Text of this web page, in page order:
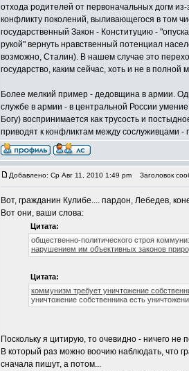
отхода родителей от первоначальных догм
конфликту поколений, выливающегося в том
государственный Закон - Конституцию -
рукой" вернуть нравственный потенциал
возможно, Сталин). В нашем случае это
государство, каким сейчас, хоть и не в
Более мелкий пример - дедовщина в армии.
службе в армии - в центральной России
Богу) воспринимается как трусость и
приводят к конфликтам между сослуживцами -
Добавлено: Ср Авг 11, 2010 1:49 pm Заголовок
Вот, гражданин Кулибе.... пардон, Лебедев,
Вот они, ваши слова:
Цитата:
общественно-политического строя
нарушением им объективных законов
Цитата:
коммунизм требует уничтожение
уничтожение собственника есть
Поскольку я цитирую, то очевидно - ничего не
В который раз можно воочию наблюдать, что
сначала пишут, а потом...